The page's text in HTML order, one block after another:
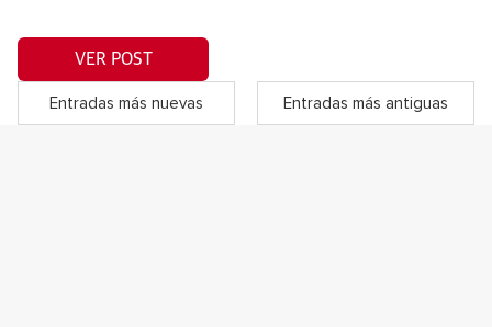
VER POST
Entradas más nuevas Entradas más antiguas